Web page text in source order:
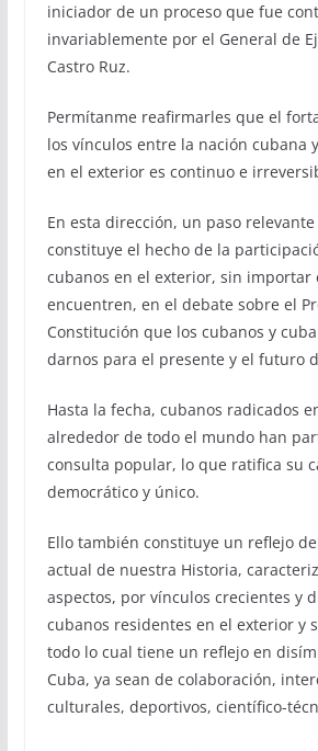
iniciador de un proceso que fue
invariablemente por el General de
Castro Ruz.
Permítanme reafirmarles que el
los vínculos entre la nación cubana
en el exterior es continuo e
En esta dirección, un paso
constituye el hecho de la
cubanos en el exterior, sin importar
encuentren, en el debate sobre el
Constitución que los cubanos y
darnos para el presente y el futuro
Hasta la fecha, cubanos radicados
alrededor de todo el mundo han
consulta popular, lo que ratifica su
democrático y único.
Ello también constituye un reflejo
actual de nuestra Historia,
aspectos, por vínculos crecientes y
cubanos residentes en el exterior y
todo lo cual tiene un reflejo en
Cuba, ya sean de colaboración,
culturales, deportivos, científico-